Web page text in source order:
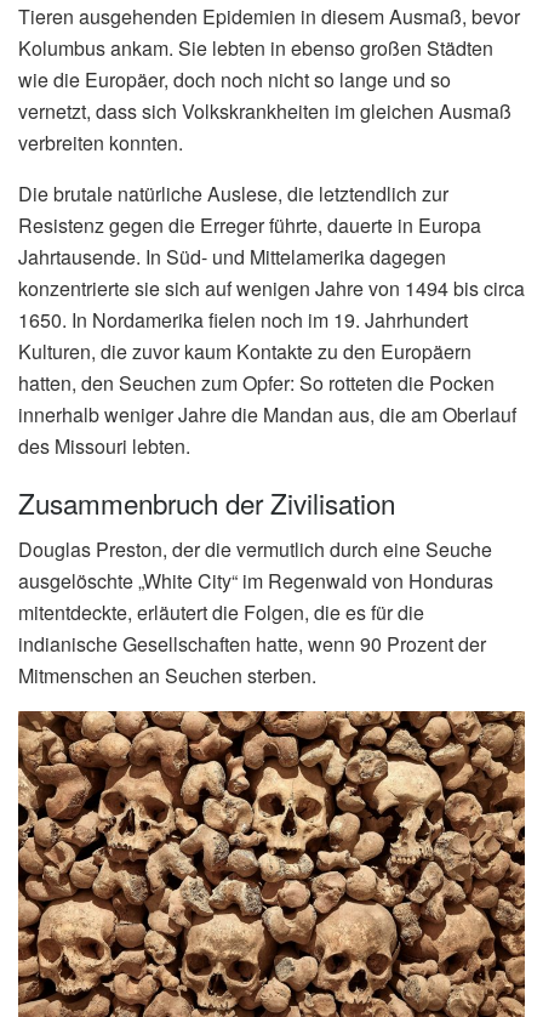
Tieren ausgehenden Epidemien in diesem Ausmaß, bevor
Kolumbus ankam. Sie lebten in ebenso großen Städten
wie die Europäer, doch noch nicht so lange und so
vernetzt, dass sich Volkskrankheiten im gleichen Ausmaß
verbreiten konnten.
Die brutale natürliche Auslese, die letztendlich zur
Resistenz gegen die Erreger führte, dauerte in Europa
Jahrtausende. In Süd- und Mittelamerika dagegen
konzentrierte sie sich auf wenigen Jahre von 1494 bis circa
1650. In Nordamerika fielen noch im 19. Jahrhundert
Kulturen, die zuvor kaum Kontakte zu den Europäern
hatten, den Seuchen zum Opfer: So rotteten die Pocken
innerhalb weniger Jahre die Mandan aus, die am Oberlauf
des Missouri lebten.
Zusammenbruch der Zivilisation
Douglas Preston, der die vermutlich durch eine Seuche
ausgelöschte „White City“ im Regenwald von Honduras
mitentdeckte, erläutert die Folgen, die es für die
indianische Gesellschaften hatte, wenn 90 Prozent der
Mitmenschen an Seuchen sterben.